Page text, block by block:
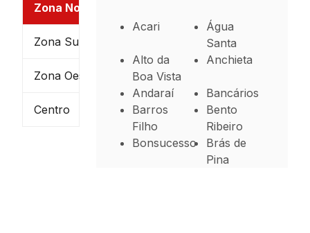
Zona Norte
Zona Sul
Zona Oeste
Centro
Acari
Água
Santa
Alto da
Boa Vista
Anchieta
Andaraí
Bancários
Barros
Filho
Bento
Ribeiro
Bonsucesso
Brás de
Pina